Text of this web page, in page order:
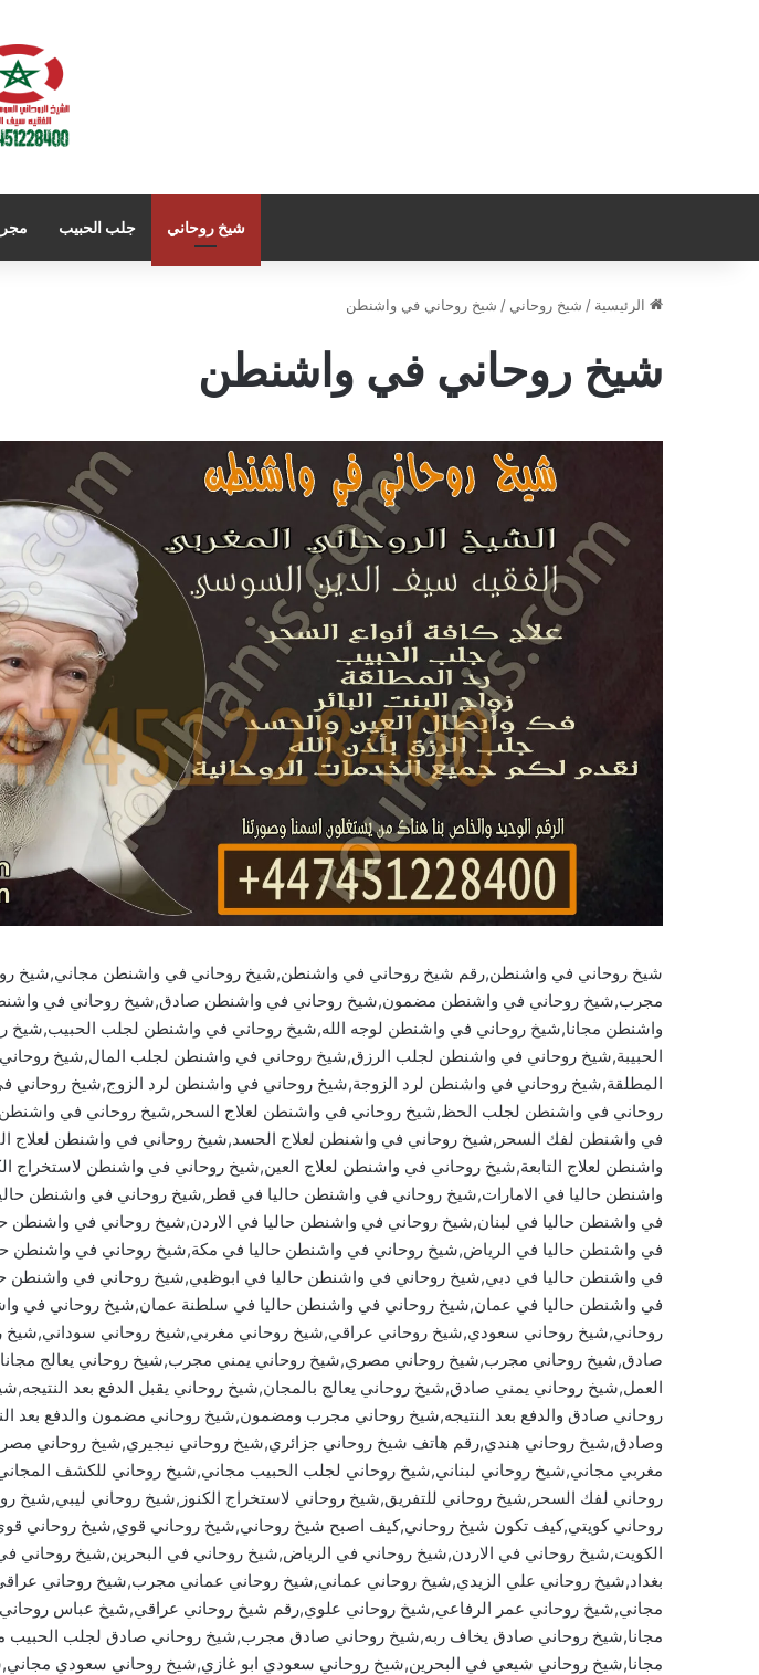
شيخ روحاني جلب الحبيب
الرئيسية / شيخ روحاني / شيخ روحاني في واشنطن
شيخ روحاني في واشنطن
شيخ روحاني في واشنطن,رقم شيخ روحاني في واشنطن,شيخ روحاني في واشنطن مجاني,شيخ
مجرب,شيخ روحاني في واشنطن مضمون,شيخ روحاني في واشنطن صادق,شيخ روحاني في
واشنطن مجانا,شيخ روحاني في واشنطن لوجه الله,شيخ روحاني في واشنطن لجلب
الحبيبة,شيخ روحاني في واشنطن لجلب الرزق,شيخ روحاني في واشنطن لجلب المال,شيخ
المطلقة,شيخ روحاني في واشنطن لرد الزوجة,شيخ روحاني في واشنطن لرد الزوج,شيخ روحاني
روحاني في واشنطن لجلب الحظ,شيخ روحاني في واشنطن لعلاج السحر,شيخ روحاني في واشنطن
في واشنطن لفك السحر,شيخ روحاني في واشنطن لعلاج الحسد,شيخ روحاني في واشنطن لعلاج
واشنطن لعلاج التابعة,شيخ روحاني في واشنطن لعلاج العين,شيخ روحاني في واشنطن لاستخراج
واشنطن حاليا في الامارات,شيخ روحاني في واشنطن حاليا في قطر,شيخ روحاني في واشنطن
في واشنطن حاليا في لبنان,شيخ روحاني في واشنطن حاليا في الاردن,شيخ روحاني في واشنطن
في واشنطن حاليا في الرياض,شيخ روحاني في واشنطن حاليا في مكة,شيخ روحاني في واشنطن
في واشنطن حاليا في دبي,شيخ روحاني في واشنطن حاليا في ابوظبي,شيخ روحاني في واشنطن
في واشنطن حاليا في عمان,شيخ روحاني في واشنطن حاليا في سلطنة عمان,شيخ روحاني في
روحاني,شيخ روحاني سعودي,شيخ روحاني عراقي,شيخ روحاني مغربي,شيخ روحاني سوداني,شيخ
صادق,شيخ روحاني مجرب,شيخ روحاني مصري,شيخ روحاني يمني مجرب,شيخ روحاني يعالج
العمل,شيخ روحاني يمني صادق,شيخ روحاني يعالج بالمجان,شيخ روحاني يقبل الدفع بعد
روحاني صادق والدفع بعد النتيجه,شيخ روحاني مجرب ومضمون,شيخ روحاني مضمون والدفع بعد
وصادق,شيخ روحاني هندي,رقم هاتف شيخ روحاني جزائري,شيخ روحاني نيجيري,شيخ روحاني
مغربي مجاني,شيخ روحاني لبناني,شيخ روحاني لجلب الحبيب مجاني,شيخ روحاني للكشف
روحاني لفك السحر,شيخ روحاني للتفريق,شيخ روحاني لاستخراج الكنوز,شيخ روحاني ليبي,شيخ
روحاني كويتي,كيف تكون شيخ روحاني,كيف اصبح شيخ روحاني,شيخ روحاني قوي,شيخ روحاني
الكويت,شيخ روحاني في الاردن,شيخ روحاني في الرياض,شيخ روحاني في البحرين,شيخ روحاني
بغداد,شيخ روحاني علي الزيدي,شيخ روحاني عماني,شيخ روحاني عماني مجرب,شيخ روحاني
مجاني,شيخ روحاني عمر الرفاعي,شيخ روحاني علوي,رقم شيخ روحاني عراقي,شيخ عباس
مجانا,شيخ روحاني صادق يخاف ربه,شيخ روحاني صادق مجرب,شيخ روحاني صادق لجلب الحبيب
مجانا,شيخ روحاني شيعي في البحرين,شيخ روحاني سعودي ابو غازي,شيخ روحاني سعودي